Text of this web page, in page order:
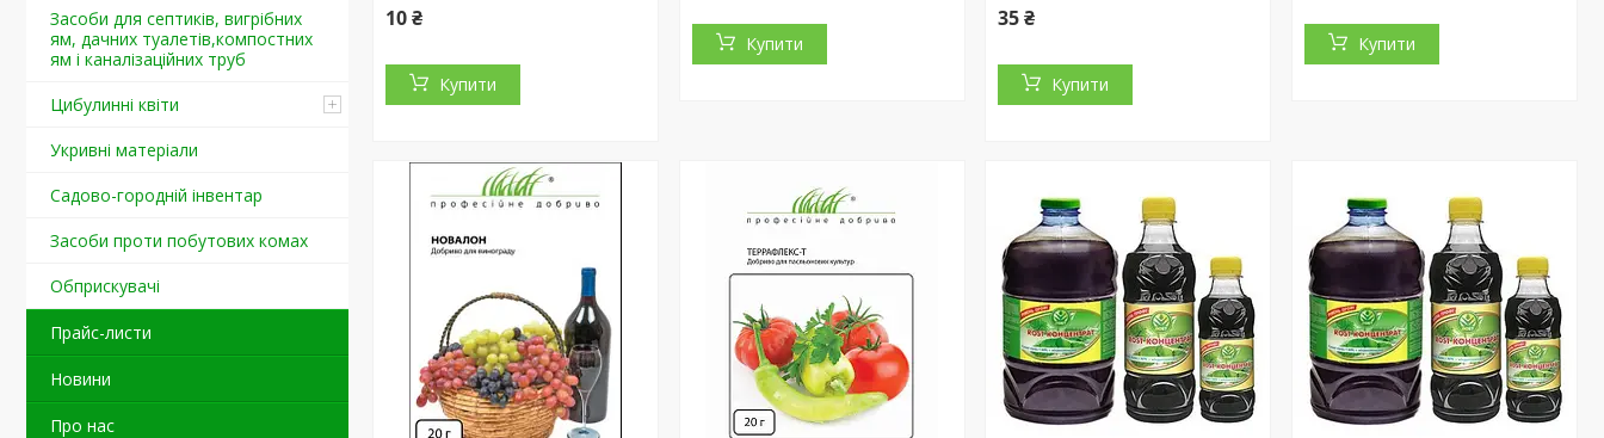
Засоби для септиків, вигрібних
ям, дачних туалетів,компостних
ям і каналізаційних труб
Цибулинні квіти
Укривні матеріали
Садово-городній інвентар
Засоби проти побутових комах
Обприскувачі
Прайс-листи
Новини
Про нас
10 ₴
Купити
Купити
35 ₴
Купити
Купити